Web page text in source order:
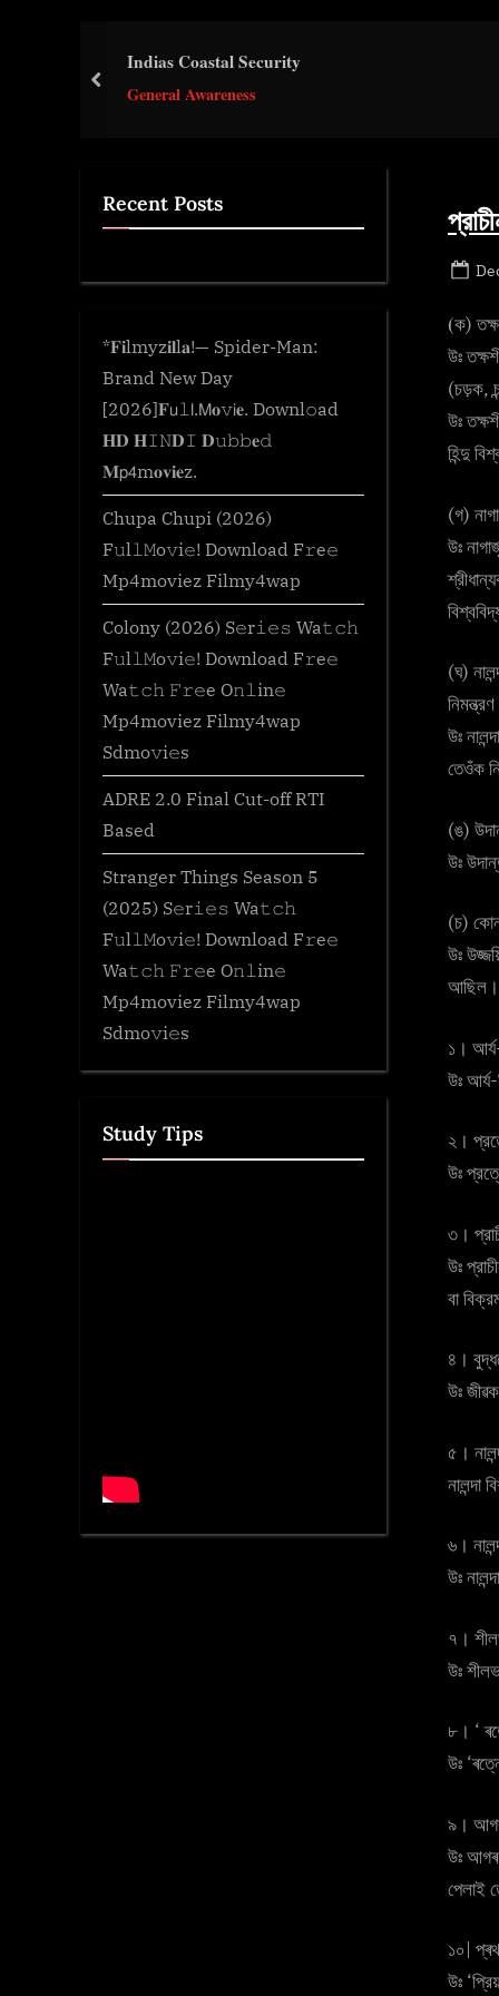
Indias Coastal Security
General Awareness
prev
(ক)
উঃ
(চড়ক,
উঃ
হিন্দু
(গ)
উঃ
(ঘ)
উঃ
তেওঁক
(ঙ)
উঃ
(চ)
উঃ
আছিল।
১।
উঃ আর্য-
২।
উঃ
৩।
উঃ
বা
৪।
উঃ
৫।
নালন্দা
৬।
উঃ
৭।
উঃ
৮। ‘
উঃ
৯। আগৰ
উঃ আগৰ
পেলাই
১০|
উঃ
Recent Posts
*𝐅𝐢lmyz𝐢𝐥l𝐚!— Spider-Man:
Brand New Day
[2026]𝐅𝗎𝚕𝗅.𝖬𝐨𝚟𝗂𝐞. Downl𝚘ad
𝐇𝐃 𝐇𝙸𝙽𝐃𝙸 𝐃𝚞𝚋𝚋𝐞𝚍
𝐌𝗉𝟦m𝐨𝐯𝐢𝐞z.
Chupa Chupi (2026)
F𝚞l𝚕𝙼o𝚟i𝚎! Download F𝚛e𝚎
Mp4moviez Filmy4wap
Colony (2026) S𝚎r𝚒𝚎𝚜 Wa𝚝𝚌𝚑
F𝚞l𝚕𝙼o𝚟i𝚎! Download F𝚛e𝚎
Wa𝚝𝚌𝚑 𝙵𝚛𝚎e O𝚗𝚕in𝚎
Mp4moviez Filmy4wap
Sdmo𝚟i𝚎s
ADRE 2.0 Final Cut-off RTI
Based
Stranger Things Season 5
(2025) S𝚎r𝚒𝚎𝚜 Wa𝚝𝚌𝚑
F𝚞l𝚕𝙼o𝚟i𝚎! Download F𝚛e𝚎
Wa𝚝𝚌𝚑 𝙵𝚛𝚎e O𝚗𝚕in𝚎
Mp4moviez Filmy4wap
Sdmo𝚟i𝚎s
Study Tips